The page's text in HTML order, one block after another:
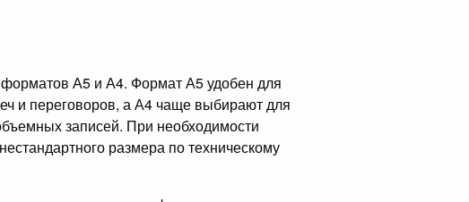
А5 и А4. Формат А5 удобен для
и переговоров, а А4 чаще выбирают для
записей. При необходимости
размера по техническому